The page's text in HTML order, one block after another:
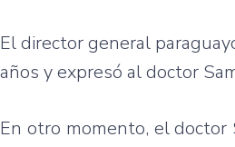
El director general
años y expresó al doctor
En otro momento, el